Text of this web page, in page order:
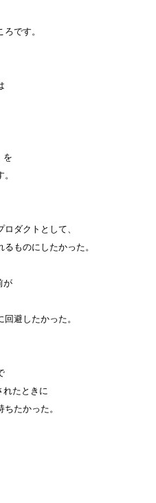
です。
を
ダクトとして、
ものにしたかった。
が
避したかった。
れたときに
たかった。